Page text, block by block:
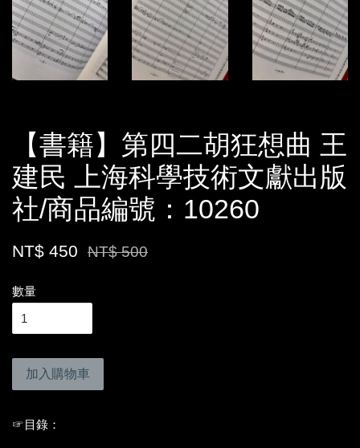
【書籍】第四二胡狂想曲 王
建民 上海科學技術文獻出版
社/商品編號：10260
NT$ 450 NT$ 500
數量
加入購物車
☞目錄：